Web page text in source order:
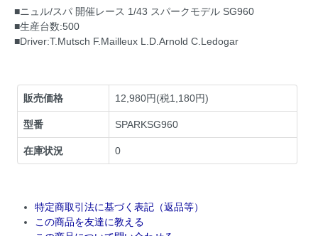
■ニュル/スパ 開催レース 1/43 スパークモデル SG960
■生産台数:500
■Driver:T.Mutsch F.Mailleux L.D.Arnold C.Ledogar
販売価格 12,980円(税1,180円)
型番 SPARKSG960
在庫状況 0
特定商取引法に基づく表記（返品等）
この商品を友達に教える